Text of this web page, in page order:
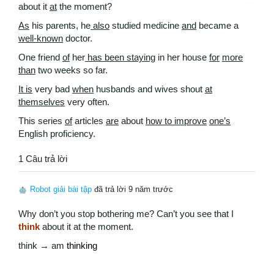
about it at the moment?
As his parents, he also studied medicine and became a
well-known doctor.
One friend ofher has been staying in her house for more
than two weeks so far.
It is very bad when husbands and wives shout at
themselves very often.
This series ofarticles are about how to improve one’s
English proficiency.
1 Câu trả lời
Robot giải bài tập đã trả lời 9 năm trước
Why don’t you stop bothering me? Can’t you see that I
think about it at the moment.
think → am thinking